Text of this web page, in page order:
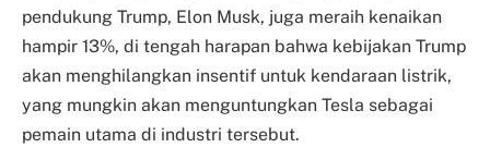
pendukung Trump, Elon Musk, juga meraih kenaikan
hampir 13%, di tengah harapan bahwa kebijakan Trump
akan menghilangkan insentif untuk kendaraan listrik,
yang mungkin akan menguntungkan Tesla sebagai
pemain utama di industri tersebut.